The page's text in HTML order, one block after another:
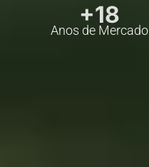
+18
Anos de Mercado